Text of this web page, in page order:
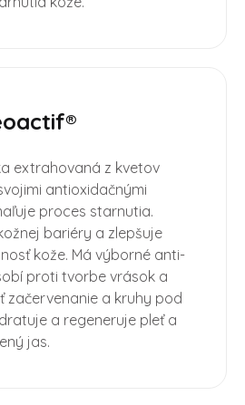
extrahovaná z kvetov
antioxidačnými
proces starnutia.
bariéry a zlepšuje
kože. Má výborné anti-
proti tvorbe vrások a
začervenanie a kruhy pod
a regeneruje pleť a
jas.